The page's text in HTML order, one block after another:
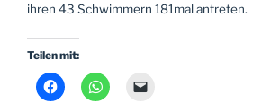
ihren 43 Schwimmern 181mal antreten.
Teilen mit: